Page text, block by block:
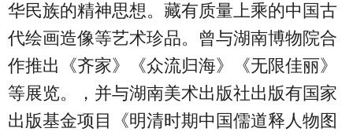
华民族的精神思想。藏有质量上乘的中国古
代绘画造像等艺术珍品。曾与湖南博物院合
作推出《齐家》《众流归海》《无限佳丽》
等展览。，并与湖南美术出版社出版有国家
出版基金项目《明清时期中国儒道释人物图